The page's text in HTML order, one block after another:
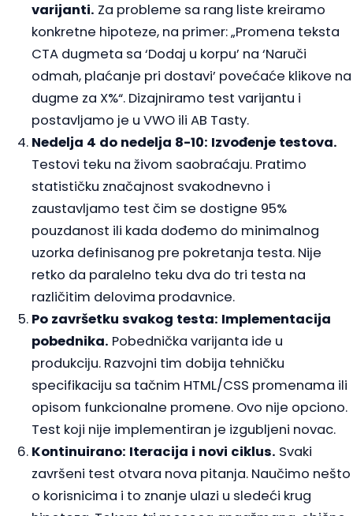
varijanti. Za probleme sa rang liste kreiramo
konkretne hipoteze, na primer: „Promena teksta
CTA dugmeta sa ‘Dodaj u korpu’ na ‘Naruči
odmah, plaćanje pri dostavi’ povećaće klikove na
dugme za X%“. Dizajniramo test varijantu i
postavljamo je u VWO ili AB Tasty.
Nedelja 4 do nedelja 8-10: Izvođenje testova.
Testovi teku na živom saobraćaju. Pratimo
statističku značajnost svakodnevno i
zaustavljamo test čim se dostigne 95%
pouzdanost ili kada dođemo do minimalnog
uzorka definisanog pre pokretanja testa. Nije
retko da paralelno teku dva do tri testa na
različitim delovima prodavnice.
Po završetku svakog testa: Implementacija
pobednika. Pobednička varijanta ide u
produkciju. Razvojni tim dobija tehničku
specifikaciju sa tačnim HTML/CSS promenama ili
opisom funkcionalne promene. Ovo nije opciono.
Test koji nije implementiran je izgubljeni novac.
Kontinuirano: Iteracija i novi ciklus. Svaki
završeni test otvara nova pitanja. Naučimo nešto
o korisnicima i to znanje ulazi u sledeći krug